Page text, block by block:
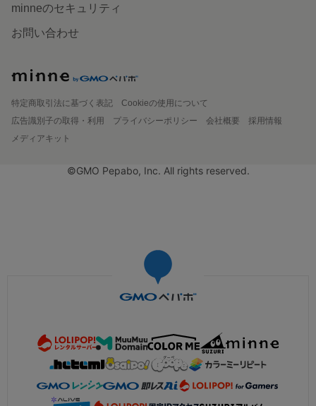
minneのセキュリティ
お問い合わせ
特定商取引法に基づく表記
Cookieの使用について
広告識別子の取得・利用
プライバシーポリシー 会社概要
採用情報
メディアキット
©GMO Pepabo, Inc. All rights reserved.